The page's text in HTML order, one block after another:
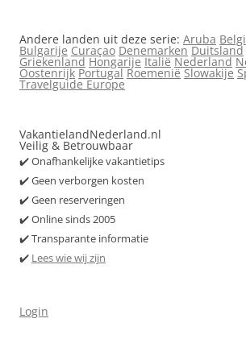
Andere landen uit deze serie: Aruba
Bulgarije Curaçao Denemarken Duitsland
Griekenland Hongarije Italië Nederland
Oostenrijk Portugal Roemenië Slowakije
Travelguide Europe
VakantielandNederland.nl
Veilig & Betrouwbaar
✔️ Onafhankelijke vakantietips
✔️ Geen verborgen kosten
✔️ Geen reserveringen
✔️ Online sinds 2005
✔️ Transparante informatie
✔️ Lees wie wij zijn
Login